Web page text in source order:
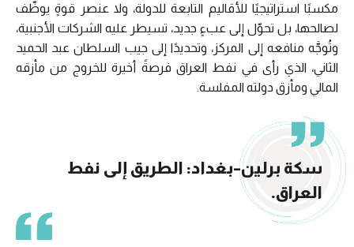
مكسبًا استراتيجيًا للأقاليم التابعة للدولة، ولا عنصر قوةٍ يوظَّف
لصالحها، بل تحوّل إلى عبءٍ جديد، تسيطر عليه الشركات الأجنبية،
وتُوجَّه منافعه إلى المركز، وتحديدًا إلى جيب السلطان عبد الحميد
الثاني، الذي رأى في نفط العراق فرصةً أخيرة للخروج من مأزقه
المالي ومأزق دولته المفلسة.
سكة برلين–بغداد: الطريق إلى نفط
العراق.